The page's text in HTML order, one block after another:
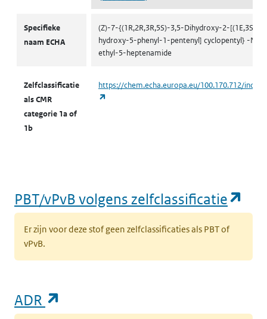
Specifieke
naam ECHA
(Z)-7-{(1R,2R,3R,5S)-3,5-Dihydroxy-2-[(1E,3S)-3-
hydroxy-5-phenyl-1-pentenyl] cyclopentyl} -N-
ethyl-5-heptenamide
Zelfclassificatie
als CMR
categorie 1a of
1b
https://chem.echa.europa.eu/100.170.712/
PBT/vPvB volgens zelfclassificatie
Er zijn voor deze stof geen zelfclassificaties als PBT of
vPvB.
ADR